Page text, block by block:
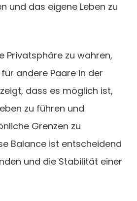
und das eigene Leben zu
Privatsphäre zu wahren,
andere Paare in der
dass es möglich ist,
zu führen und
Grenzen zu
Balance ist entscheidend
und die Stabilität einer